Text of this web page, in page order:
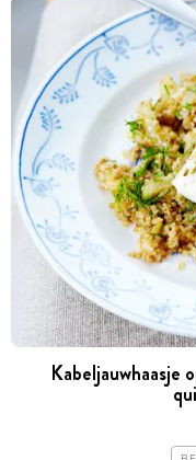
Kabeljauwhaasje